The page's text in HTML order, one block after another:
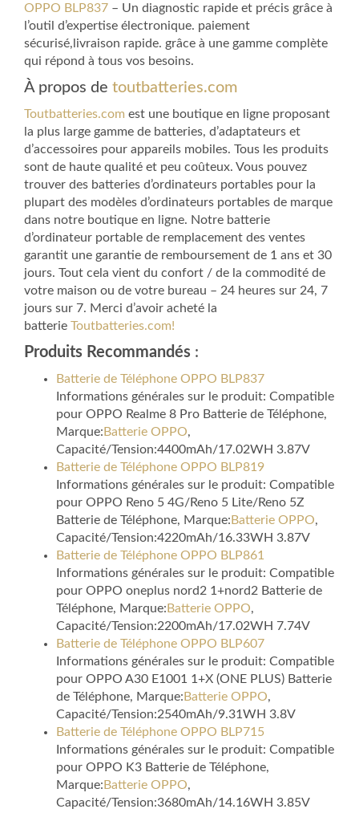
OPPO BLP837 – Un diagnostic rapide et précis grâce à
l’outil d’expertise électronique. paiement
sécurisé,livraison rapide. grâce à une gamme complète
qui répond à tous vos besoins.
À propos de toutbatteries.com
Toutbatteries.com est une boutique en ligne proposant
la plus large gamme de batteries, d’adaptateurs et
d’accessoires pour appareils mobiles. Tous les produits
sont de haute qualité et peu coûteux. Vous pouvez
trouver des batteries d’ordinateurs portables pour la
plupart des modèles d’ordinateurs portables de marque
dans notre boutique en ligne. Notre batterie
d’ordinateur portable de remplacement des ventes
garantit une garantie de remboursement de 1 ans et 30
jours. Tout cela vient du confort / de la commodité de
votre maison ou de votre bureau – 24 heures sur 24, 7
jours sur 7. Merci d’avoir acheté la
batterie Toutbatteries.com!
Produits Recommandés :
Batterie de Téléphone OPPO BLP837
Informations générales sur le produit: Compatible
pour OPPO Realme 8 Pro Batterie de Téléphone,
Marque: Batterie OPPO,
Capacité/Tension:4400mAh/17.02WH 3.87V
Batterie de Téléphone OPPO BLP819
Informations générales sur le produit: Compatible
pour OPPO Reno 5 4G/Reno 5 Lite/Reno 5Z
Batterie de Téléphone, Marque: Batterie OPPO,
Capacité/Tension:4220mAh/16.33WH 3.87V
Batterie de Téléphone OPPO BLP861
Informations générales sur le produit: Compatible
pour OPPO oneplus nord2 1+nord2 Batterie de
Téléphone, Marque: Batterie OPPO,
Capacité/Tension:2200mAh/17.02WH 7.74V
Batterie de Téléphone OPPO BLP607
Informations générales sur le produit: Compatible
pour OPPO A30 E1001 1+X (ONE PLUS) Batterie
de Téléphone, Marque: Batterie OPPO,
Capacité/Tension:2540mAh/9.31WH 3.8V
Batterie de Téléphone OPPO BLP715
Informations générales sur le produit: Compatible
pour OPPO K3 Batterie de Téléphone,
Marque: Batterie OPPO,
Capacité/Tension:3680mAh/14.16WH 3.85V